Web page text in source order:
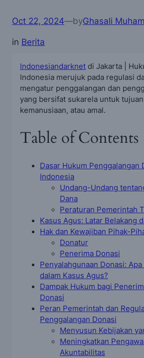
Oct 22, 2024—byGhasali
in Berita
Indonesiandarknet di Jakarta |
Indonesia merujuk pada regulasi
mengatur penggalangan dan
yang bersifat sukarela untuk
kemanusiaan, atau amal.
Table of Contents
Dasar Hukum Penggalangan
Indonesia
Undang-Undang
Dana
Peraturan Pemerintah
Kasus Agus: Latar Belakang
Hak dan Kewajiban Pihak-
Donatur
Penerima Donasi
Penyalahgunaan Donasi:
dalam Kasus Agus?
Dampak Hukum bagi
Donasi
Peran Pemerintah dan
Penggalangan Donasi
Menyusun Kebijakan
Meningkatkan
Akuntabilitas